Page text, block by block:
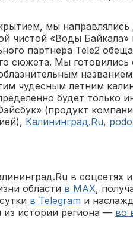
мы направлялись
чистой «Воды Байкала»
партнера Tele2
сюжета. Мы готовились
чудесным летним
будет только
(продукт
Калининград.Ru,
в соцсетях
области в MAX,
в Telegram и
истории региона — во